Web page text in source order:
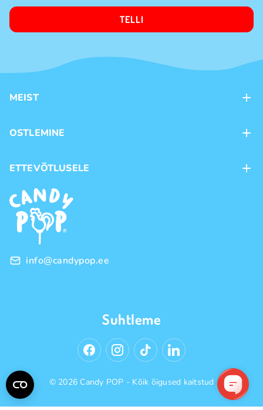
TELLI
MEIST
Kauplused
OSTLEMINE
Ostutingimused
Privaatsuspoliitika
ETTEVÕTLUSELE
Frantsiis
Hulgimüük
info@candypop.ee
Suhtleme
© 2026 Candy POP - Kõik õigused kaitstud